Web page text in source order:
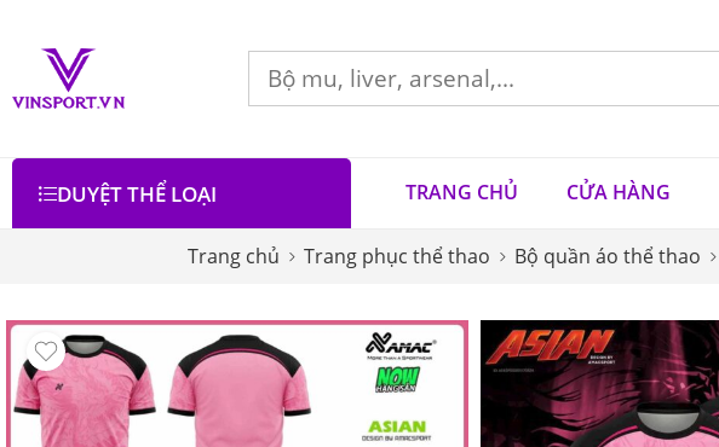
DUYỆT THỂ LOẠI TRANG CHỦ CỬA HÀNG
Trang chủ Trang phục thể thao Bộ quần áo thể thao